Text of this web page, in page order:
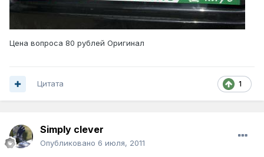
Цена вопроса 80 рублей Оригинал
1
Цитата
Simply clever
Опубликовано 6 июля, 2011